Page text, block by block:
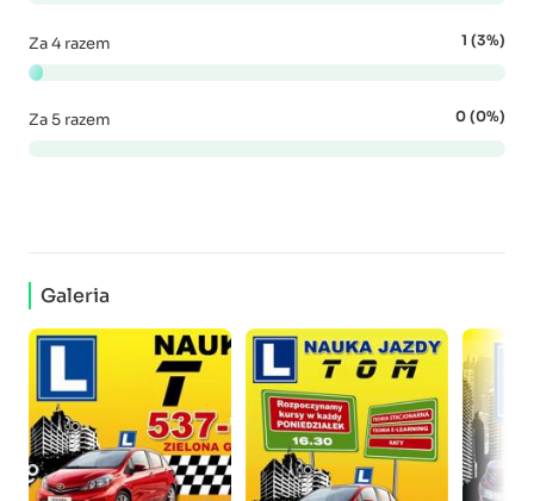
Za 4 razem 1 (3%)
Za 5 razem 0 (0%)
Galeria